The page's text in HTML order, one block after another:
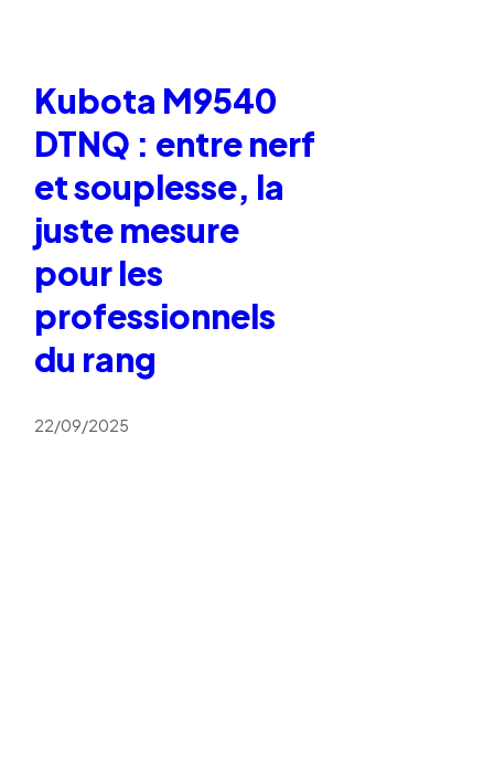
Kubota M9540
DTNQ : entre nerf
et souplesse, la
juste mesure
pour les
professionnels
du rang
22/09/2025